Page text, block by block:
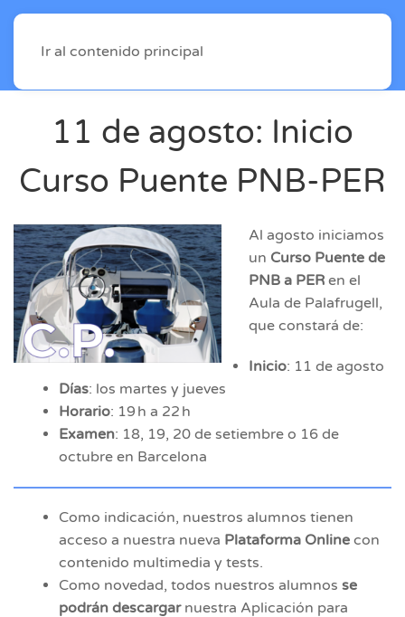
Ir al contenido principal
11 de agosto: Inicio
Curso Puente PNB-PER
Al agosto iniciamos
un Curso Puente de
PNB a PER en el
Aula de Palafrugell,
que constará de:
Inicio: 11 de agosto
Días: los martes y jueves
Horario: 19 h a 22 h
Examen: 18, 19, 20 de setiembre o 16 de
octubre en Barcelona
Como indicación, nuestros alumnos tienen
acceso a nuestra nueva Plataforma Online con
contenido multimedia y tests.
Como novedad, todos nuestros alumnos se
podrán descargarnuestra Aplicación para